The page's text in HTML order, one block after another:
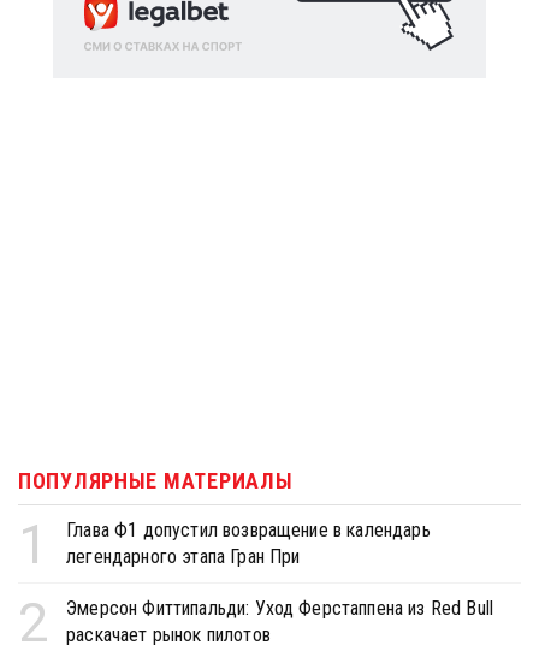
ПОПУЛЯРНЫЕ МАТЕРИАЛЫ
1
Глава Ф1 допустил возвращение в календарь
легендарного этапа Гран При
2
Эмерсон Фиттипальди: Уход Ферстаппена из Red Bull
раскачает рынок пилотов